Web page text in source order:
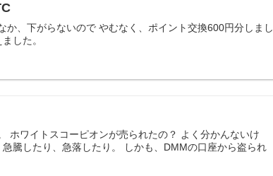
か、下がらないので やむなく、ポイント交換600円分しまし
した。
ホワイトスコーピオンが売られたの？ よく分かんないけ
騰したり、急落したり。 しかも、DMMの口座から盗られ